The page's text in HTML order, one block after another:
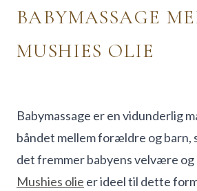
BABYMASSAGE
MUSHIES OLIE
Babymassage er en vidunderlig
båndet mellem forældre og barn,
det fremmer babyens velvære og
Mushies olie er ideel til dette